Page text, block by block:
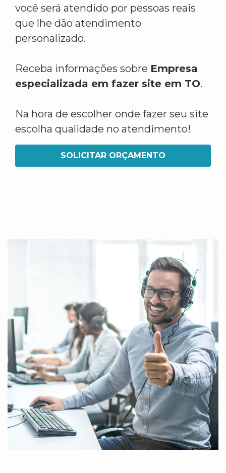
você será atendido por pessoas reais
que lhe dão atendimento
personalizado.
Receba informações sobre Empresa
especializada em fazer site em TO.
Na hora de escolher onde fazer seu site
escolha qualidade no atendimento!
SOLICITAR ORÇAMENTO